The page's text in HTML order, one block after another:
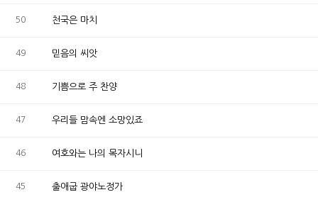
50 천국은 마치
49 믿음의 씨앗
48 기쁨으로 주 찬양
47 우리들 맘속엔 소망있죠
46 여호와는 나의 목자시니
45 출애굽 광야노정가